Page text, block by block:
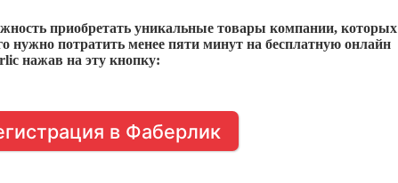
приобретать уникальные товары компании, которых
нужно потратить менее пяти минут на бесплатную онлайн
нажав на эту кнопку:
в Фаберлик